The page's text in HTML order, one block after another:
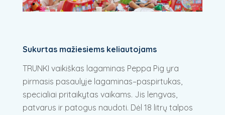
Sukurtas mažiesiems keliautojams
TRUNKI vaikiškas lagaminas Peppa Pig yra
pirmasis pasaulyje lagaminas–paspirtukas,
specialiai pritaikytas vaikams. Jis lengvas,
patvarus ir patogus naudoti. Dėl 18 litrų talpos